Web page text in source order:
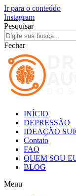
Ir para o conteúdo
Instagram
Pesquisar
Fechar
INÍCIO
DEPRESSÃO
IDEAÇÃO
Contato
FAQ
QUEM SOU
BLOG
Menu